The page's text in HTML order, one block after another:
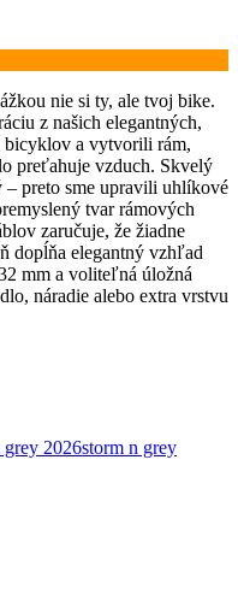
nie si ty, ale tvoj bike.
z našich elegantných,
bicyklov a vytvorili rám,
preťahuje vzduch. Skvelý
preto sme upravili uhlíkové
tvar rámových
zaručuje, že žiadne
dopĺňa elegantný vzhľad
mm a voliteľná úložná
náradie alebo extra vrstvu
storm n grey